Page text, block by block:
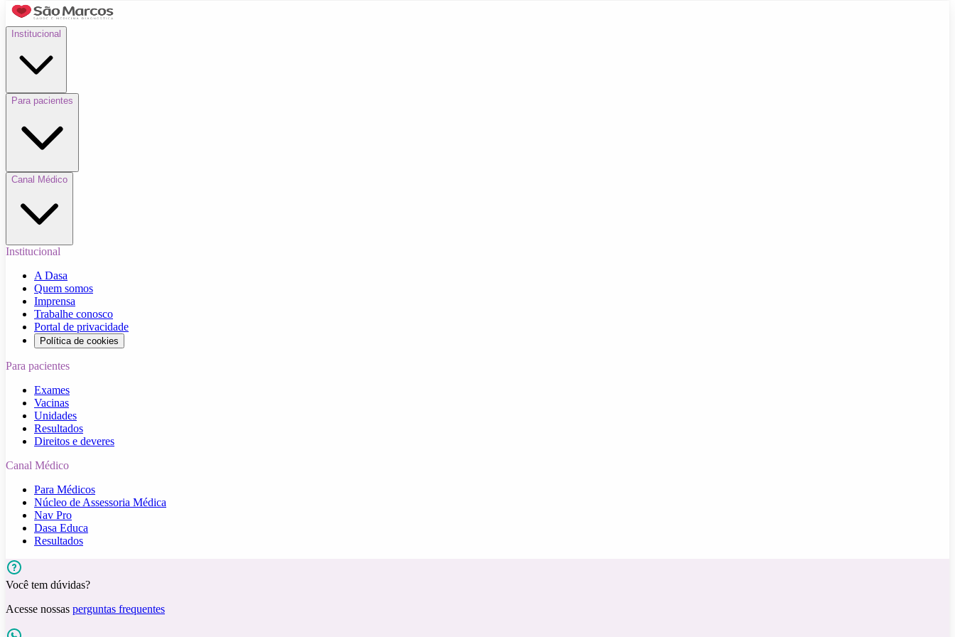
Institucional
Para pacientes
Canal Médico
Institucional
A Dasa
Quem somos
Imprensa
Trabalhe conosco
Portal de privacidade
Política de cookies
Para pacientes
Exames
Vacinas
Unidades
Resultados
Direitos e deveres
Canal Médico
Para Médicos
Núcleo de Assessoria Médica
Nav Pro
Dasa Educa
Resultados
Você tem dúvidas?
Acesse nossas perguntas frequentes